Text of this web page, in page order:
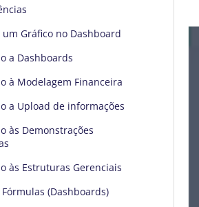
Gráfico no Dashboard
a Dashboards
à Modelagem Financeira
a Upload de informações
às Demonstrações
às Estruturas Gerenciais
(Dashboards)